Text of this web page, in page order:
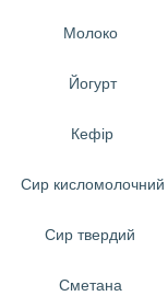
Молоко
Йогурт
Кефір
Сир кисломолочний
Сир твердий
Сметана